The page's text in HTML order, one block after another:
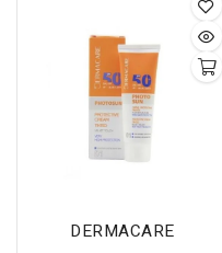
l’excès de sébum et les
impuretés tout en
respectant la barrière
cutanée.
DERMACARE